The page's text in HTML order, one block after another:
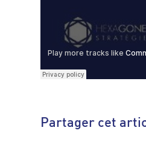
Partager cet